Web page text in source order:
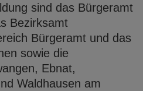
sind das Bürgeramt
Bezirksamt
Bürgeramt und das
sowie die
Ebnat,
Waldhausen am